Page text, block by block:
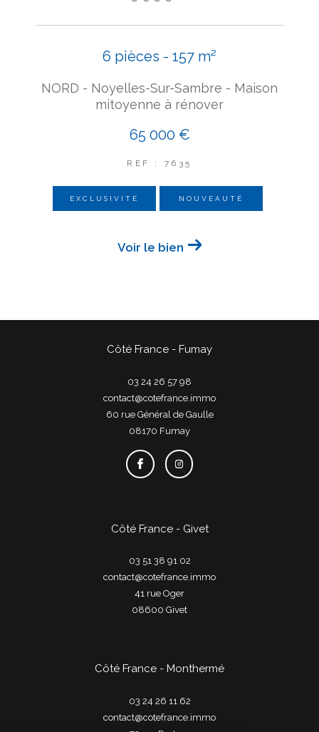
6 pièces - 157 m²
NORD - Noyelles-Sur-Sambre - Maison
mitoyenne à rénover
65 000 €
REF : 7635
EXCLUSIVITÉ NOUVEAUTÉ
Voir le bien
Côté France - Fumay
03 24 26 57 98
contact@cotefrance.immo
60 rue Général de Gaulle
08170
fumay
Côté France - Givet
03 51 38 91 02
contact@cotefrance.immo
41 rue Oger
08600
givet
Côté France - Monthermé
03 24 26 11 62
contact@cotefrance.immo